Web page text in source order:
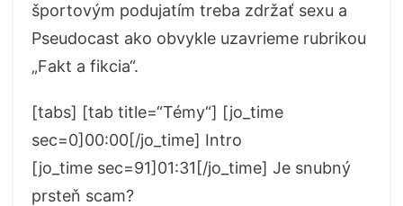
športovým podujatím treba zdržať sexu a
Pseudocast ako obvykle uzavrieme rubrikou
„Fakt a fikcia“.
[tabs] [tab title=“Témy“] [jo_time
sec=0]00:00[/jo_time] Intro
[jo_time sec=91]01:31[/jo_time] Je snubný
prsteň scam?